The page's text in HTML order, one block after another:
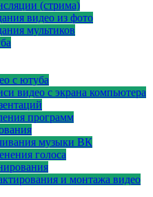
(стрима)
видео из фото
мультиков
с ютуба
видео с экрана компьютера
программ
музыки ВК
голоса
и монтажа видео